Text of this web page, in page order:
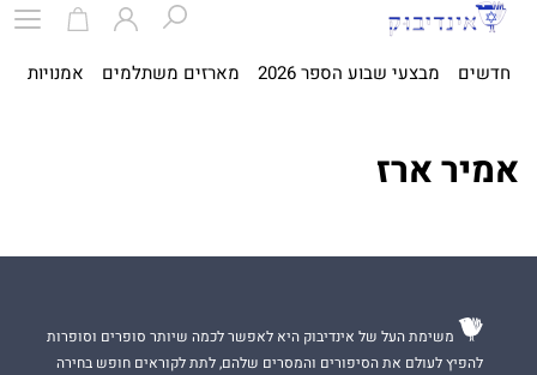
חדשים מבצעי שבוע הספר 2026 מארזים משתלמים אמנויות
אמיר ארז
משימת העל של אינדיבוק היא לאפשר לכמה שיותר סופרים וסופרות
להפיץ לעולם את הסיפורים והמסרים שלהם, לתת לקוראים חופש בחירה